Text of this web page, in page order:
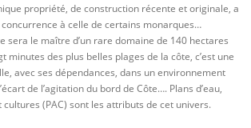
propriété, de construction récente et originale, a
à celle de certains monarques…
sera le maître d’un rare domaine de 140 hectares
minutes des plus belles plages de la côte, c’est une
avec ses dépendances, dans un environnement
de l’agitation du bord de Côte…. Plans d’eau,
(PAC) sont les attributs de cet univers.